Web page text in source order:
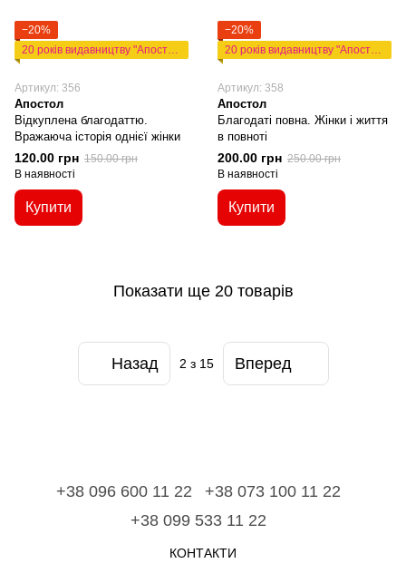
−20%
20 років видавництву "Апостол"
Артикул: 356
Апостол
Відкуплена благодаттю.
Вражаюча історія однієї жінки
120.00 грн 150.00 грн
В наявності
Купити
−20%
20 років видавництву "Апостол"
Артикул: 358
Апостол
Благодаті повна. Жінки і життя
в повноті
200.00 грн 250.00 грн
В наявності
Купити
Показати ще 20 товарів
Назад 2 з 15 Вперед
+38 096 600 11 22
+38 073 100 11 22
+38 099 533 11 22
КОНТАКТИ